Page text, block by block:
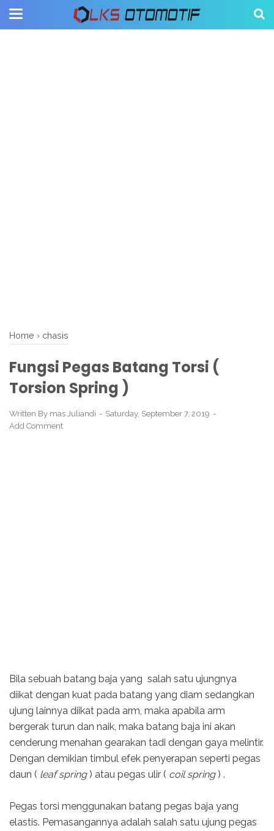
Home › chasis
Fungsi Pegas Batang Torsi (
Torsion Spring )
Written By mas Juliandi
Saturday, September 7, 2019
Add Comment
Bila sebuah batang baja yang salah satu ujungnya
diikat dengan kuat pada batang yang diam sedangkan
ujung lainnya diikat pada arm, maka apabila arm
bergerak turun dan naik, maka batang baja ini akan
cenderung menahan gearakan tadi dengan gaya melintir.
Dengan demikian timbul efek penyerapan seperti pegas
daun ( leaf spring) atau pegas ulir ( coil spring) .
Pegas torsi menggunakan batang pegas baja yang
elastis. Pemasangannya adalah salah satu ujung pegas